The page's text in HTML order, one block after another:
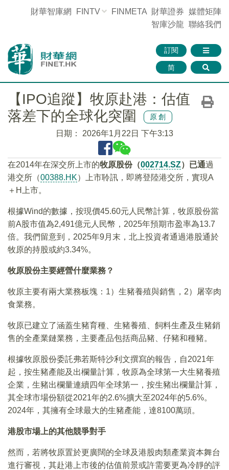
財華智庫網 FINTV FINMETA 財華證券 媒體矩陣
智庫沙龍 聯絡我們
訂閱
简
【IPO追蹤】牧原赴港：估值
落差下的全球化突圍
原創
日期： 2026年1月22日 下午3:13
在2014年在深交所上市的牧原股份（002714.SZ）已通過
港交所（00388.HK）上市聆訊，即將登陸港交所，實現A
＋H上市。
根據Wind的數據，按現價45.60元人民幣計算，牧原股份當
前A股市值為2,491億元人民幣，2025年預期市盈率為13.7
倍。我們留意到，2025年9月末，北上投資者通過港股通於
牧原的持股或約3.34%。
牧原股份主要經營什麼業務？
牧原主要有兩大業務板塊：1）生豬養殖與銷售，2）屠宰肉
食業務。
牧原已建立了涵蓋生豬育種、生豬養殖、飼料生產及生豬銷
售的全產業鏈業務，主要產品包括商品豬、仔豬和種豬。
根據牧原股份委託弗若斯特沙利文撰寫的報告，自2021年
起，按生豬產能及出欄量計算，牧原為全球第一大生豬養殖
企業，生豬出欄量連續四年全球第一，按生豬出欄量計算，
其全球市場份額從2021年的2.6%擴大至2024年的5.6%。
2024年，其擁有全球最大的生豬產能，達8100萬頭。
港股市場上的其他競爭對手
然而，若將牧原置於更廣闊的全球及港股肉類產業資本舞台
進行審視，其赴港上市後的估值前景或許需要更為冷靜的評